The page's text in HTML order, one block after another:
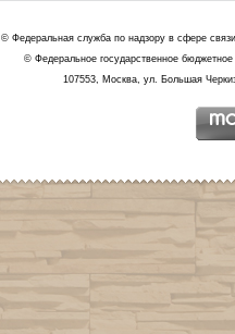
© Федеральная служба по надзору в сфере
© Федеральное государственное
107553, Москва, ул. Большая